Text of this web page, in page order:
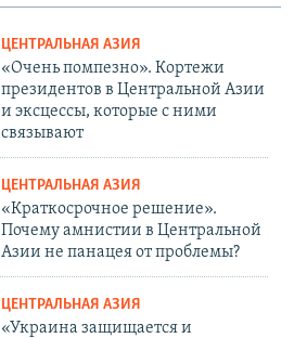
ЦЕНТРАЛЬНАЯ АЗИЯ
«Очень помпезно». Кортежи
президентов в Центральной Азии
и эксцессы, которые с ними
связывают
ЦЕНТРАЛЬНАЯ АЗИЯ
«Краткосрочное решение».
Почему амнистии в Центральной
Азии не панацея от проблемы?
ЦЕНТРАЛЬНАЯ АЗИЯ
«Украина защищается и